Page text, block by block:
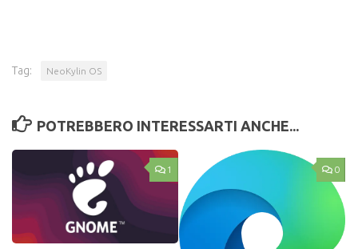
Tag: NeoKylin OS
POTREBBERO INTERESSARTI ANCHE...
1 0